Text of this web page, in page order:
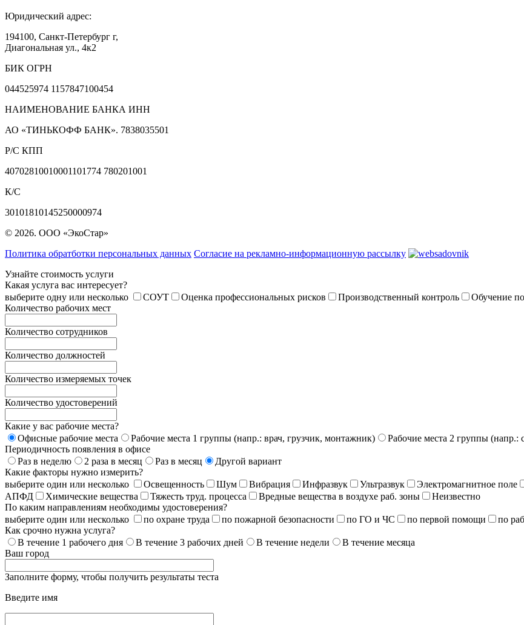
Юридический адрес:
194100, Санкт-Петербург г,
Диагональная ул., 4к2
БИК ОГРН
044525974 1157847100454
НАИМЕНОВАНИЕ БАНКА ИНН
АО «ТИНЬКОФФ БАНК». 7838035501
Р/С КПП
40702810010001101774 780201001
К/С
30101810145250000974
© 2026. ООО «ЭкоСтар»
Политика обратботки персональных данных Согласие на рекламно-информационную рассылку
Узнайте стоимость услуги
Какая услуга вас интересует?
выберите одну или несколько
СОУТ Оценка профессиональных рисков Производственный контроль Обучение
Количество рабочих мест
Количество сотрудников
Количество должностей
Количество измеряемых точек
Количество удостоверений
Какие у вас рабочие места?
Офисные рабочие места
Рабочие места 1 группы (напр.: врач, грузчик, монтажник)
Рабочие места 2 группы (напр.:
Периодичность появления в офисе
Раз в неделю
2 раза в месяц Раз в месяц
Другой вариант
Какие факторы нужно измерить?
выберите один или несколько
Освещенность Шум Вибрация Инфразвук Ультразвук Электромагнитное поле
АПФД
Химические вещества Тяжесть труд. процесса Вредные вещества в воздухе раб. зоны
Неизвестно
По каким направлениям необходимы удостоверения?
выберите один или несколько
по охране труда по пожарной безопасности по ГО и ЧС по первой помощи по
Как срочно нужна услуга?
В течение 1 рабочего дня
В течение 3 рабочих дней В течение недели
В течение месяца
Ваш город
Заполните форму, чтобы получить результаты теста
Введите имя